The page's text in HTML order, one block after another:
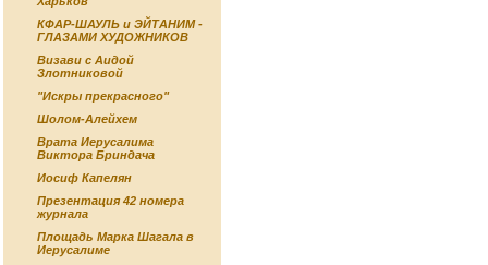
КФАР-ШАУЛЬ и ЭЙТАНИМ -
ГЛАЗАМИ ХУДОЖНИКОВ
Визави с Аидой
Злотниковой
"Искры прекрасного"
Шолом-Алейхем
Врата Иерусалима
Виктора Бриндача
Иосиф Капелян
Презентация 42 номера
журнала
Площадь Марка Шагала в
Иерусалиме